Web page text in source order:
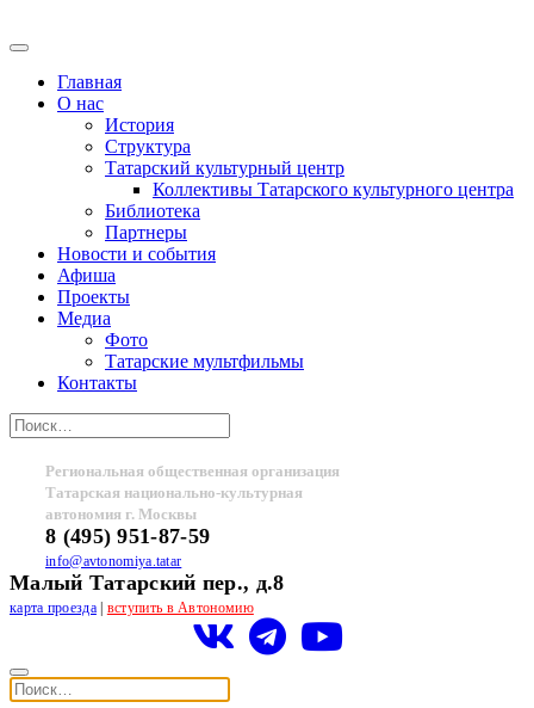
Главная
О нас
История
Структура
Татарский культурный центр
Коллективы Татарского культурного центра
Библиотека
Партнеры
Новости и события
Афиша
Проекты
Медиа
Фото
Татарские мультфильмы
Контакты
Региональная общественная организация
Татарская национально-культурная
автономия г. Москвы
8 (495) 951-87-59
info@avtonomiya.tatar
Малый Татарский пер., д.8
карта проезда| вступить в Автономию